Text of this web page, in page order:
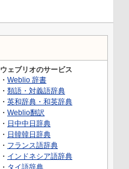
ウェブリオのサービス
・ Weblio 辞書
・ 類語・対義語辞典
・ 英和辞典・和英辞典
・ Weblio翻訳
・ 日中中日辞典
・ 日韓韓日辞典
・ フランス語辞典
・ インドネシア語辞典
・ タイ語辞典